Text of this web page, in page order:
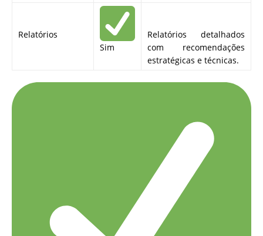
Relatórios
Sim
Relatórios detalhados
com recomendações
estratégicas e técnicas.